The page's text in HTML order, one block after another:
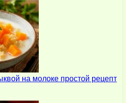
на молоке простой рецепт